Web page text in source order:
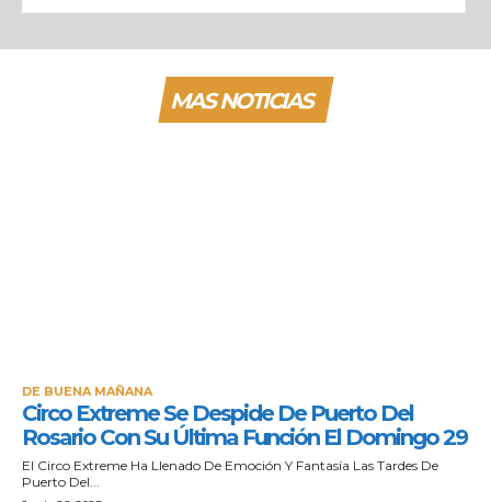
MAS NOTICIAS
DE BUENA MAÑANA
Circo Extreme Se Despide De Puerto Del
Rosario Con Su Última Función El Domingo 29
El Circo Extreme Ha Llenado De Emoción Y Fantasía Las Tardes De
Puerto Del...